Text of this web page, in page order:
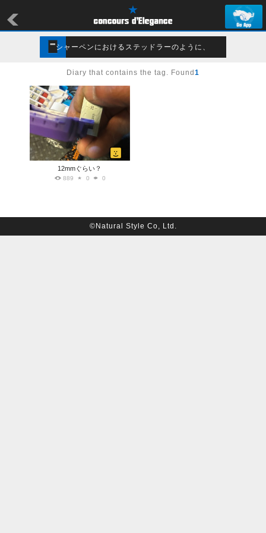
シャーペンにおけるステッドラーのように、
Diary that contains the tag. Found 1
12mmぐらい？
889 0 0
©Natural Style Co, Ltd.